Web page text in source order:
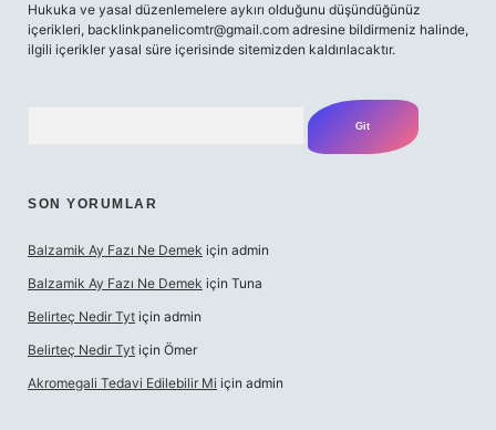
Hukuka ve yasal düzenlemelere aykırı olduğunu düşündüğünüz
içerikleri, backlinkpanelicomtr@gmail.com adresine bildirmeniz halinde,
ilgili içerikler yasal süre içerisinde sitemizden kaldırılacaktır.
SON YORUMLAR
Balzamik Ay Fazı Ne Demek için admin
Balzamik Ay Fazı Ne Demek için Tuna
Belirteç Nedir Tyt için admin
Belirteç Nedir Tyt için Ömer
Akromegali Tedavi Edilebilir Mi için admin